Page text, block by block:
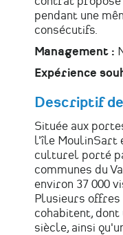
pendant une
consécutifs.
Management :
Expérience
Descriptif
Située aux
l'île MoulinSart
culturel porté
communes du
environ 37 000
Plusieurs
cohabitent, dont
siècle, ainsi